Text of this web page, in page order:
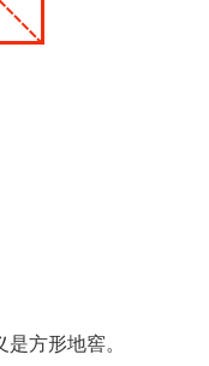
方形地窖。